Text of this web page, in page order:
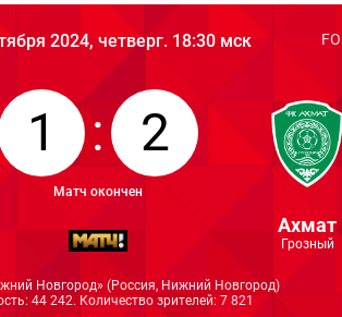
2024, четверг. 18:30 мск
1 : 2
Матч окончен
Ахмат
Грозный
Новгород» (Россия, Нижний Новгород)
44 242. Количество зрителей: 7 821